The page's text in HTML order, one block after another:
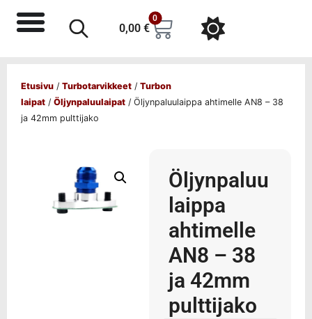
0,00 €
0
Etusivu / Turbotarvikkeet / Turbon
laipat / Öljynpaluulaipat / Öljynpaluulaippa ahtimelle AN8 – 38
ja 42mm pulttijako
Öljynpaluu
laippa
ahtimelle
AN8 – 38
ja 42mm
pulttijako